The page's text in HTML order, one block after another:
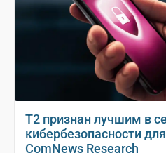
T2 признан лучшим в
кибербезопасности
ComNews Research